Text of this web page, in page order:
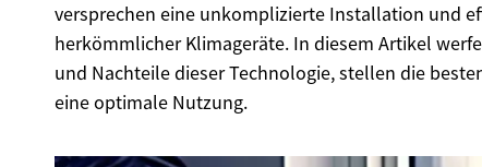
versprechen eine unkomplizierte Installation und
herkömmlicher Klimageräte. In diesem Artikel
und Nachteile dieser Technologie, stellen die
eine optimale Nutzung.